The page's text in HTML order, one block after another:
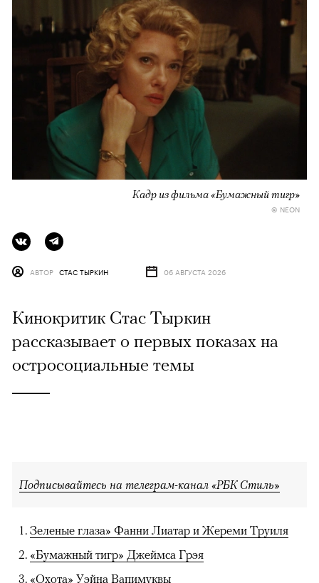
Кадр из фильма «Бумажный тигр»
© NEON
АВТОР СТАС ТЫРКИН 06 АВГУСТА 2026
Кинокритик Стас Тыркин
рассказывает о первых показах на
остросоциальные темы
Подписывайтесь на телеграм-канал «РБК Стиль»
Зеленые глаза» Фанни Лиатар и Жереми Труиля
«Бумажный тигр» Джеймса Грэя
«Охота» Уэйна Вапимуквы